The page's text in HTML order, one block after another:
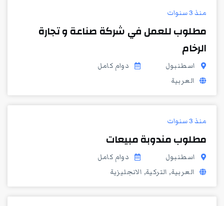
منذ 3 سنوات
مطلوب للعمل في شركة صناعة و تجارة
الرخام
اسطنبول
دوام كامل
العربية
منذ 3 سنوات
مطلوب مندوبة مبيعات
اسطنبول
دوام كامل
العربية, التركية, الانجليزية